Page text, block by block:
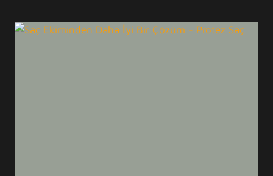
YAPMALISINIZ?
ERKEN